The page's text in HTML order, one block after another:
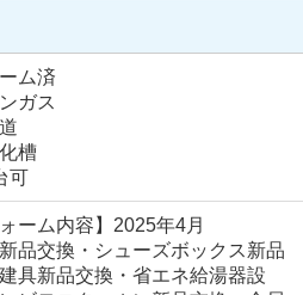
ム済
ガス
槽
可
ォーム内容】2025年4月
品交換・シューズボックス新品
具新品交換・省エネ給湯器設